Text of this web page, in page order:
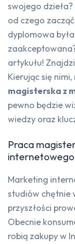
swojego
od czego
dyplomowa
artykułu!
Kierując się
magisterska z
pewno będzie
wiedzy oraz
Praca
internetowego
Marketing
studiów chętnie
przyszłości
Obecnie
robią zakupy w